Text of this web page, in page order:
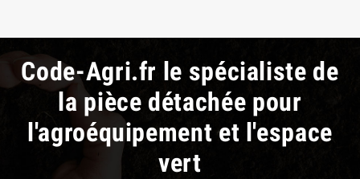
Code-Agri.fr le spécialiste de
la pièce détachée pour
l'agroéquipement et l'espace
vert